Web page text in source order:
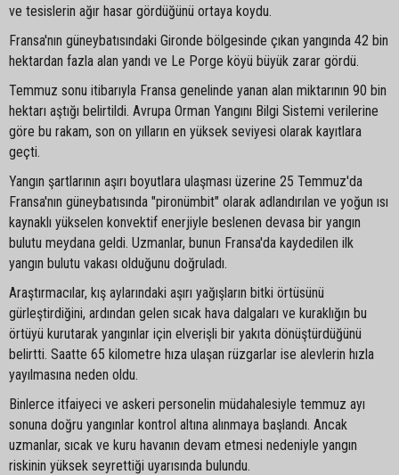
ve tesislerin ağır hasar gördüğünü ortaya koydu.
Fransa'nın güneybatısındaki Gironde bölgesinde çıkan yangında 42 bin
hektardan fazla alan yandı ve Le Porge köyü büyük zarar gördü.
Temmuz sonu itibarıyla Fransa genelinde yanan alan miktarının 90 bin
hektarı aştığı belirtildi. Avrupa Orman Yangını Bilgi Sistemi verilerine
göre bu rakam, son on yılların en yüksek seviyesi olarak kayıtlara
geçti.
Yangın şartlarının aşırı boyutlara ulaşması üzerine 25 Temmuz'da
Fransa'nın güneybatısında "pironümbit" olarak adlandırılan ve yoğun ısı
kaynaklı yükselen konvektif enerjiyle beslenen devasa bir yangın
bulutu meydana geldi. Uzmanlar, bunun Fransa'da kaydedilen ilk
yangın bulutu vakası olduğunu doğruladı.
Araştırmacılar, kış aylarındaki aşırı yağışların bitki örtüsünü
gürleştirdiğini, ardından gelen sıcak hava dalgaları ve kuraklığın bu
örtüyü kurutarak yangınlar için elverişli bir yakıta dönüştürdüğünü
belirtti. Saatte 65 kilometre hıza ulaşan rüzgarlar ise alevlerin hızla
yayılmasına neden oldu.
Binlerce itfaiyeci ve askeri personelin müdahalesiyle temmuz ayı
sonuna doğru yangınlar kontrol altına alınmaya başlandı. Ancak
uzmanlar, sıcak ve kuru havanın devam etmesi nedeniyle yangın
riskinin yüksek seyrettiği uyarısında bulundu.